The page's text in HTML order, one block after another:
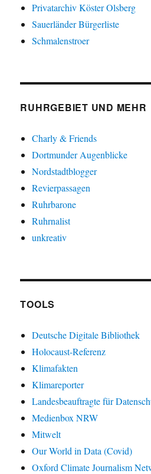
Privatarchiv Köster Olsberg
Sauerländer Bürgerliste
Schmalenstroer
RUHRGEBIET UND MEHR
Charly & Friends
Dortmunder Augenblicke
Nordstadtblogger
Revierpassagen
Ruhrbarone
Ruhrnalist
unkreativ
TOOLS
Deutsche Digitale Bibliothek
Holocaust-Referenz
Klimafakten
Klimareporter
Landesbeauftragte für
Medienbox NRW
Mitwelt
Our World in Data (Covid)
Oxford Climate Journalism